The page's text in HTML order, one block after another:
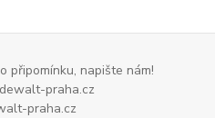
připomínku, napište nám!
praha.cz
praha.cz